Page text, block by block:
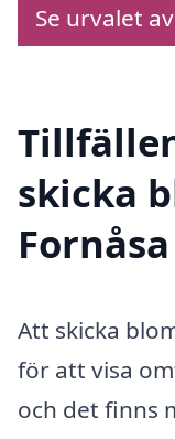
Se urvalet
skicka
Fornåsa
Att skicka
för att visa
och det finns